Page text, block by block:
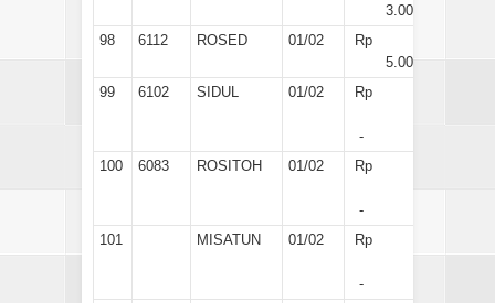
3.000
98
6112 ROSED 01/02
Rp
5.000
99
6102 SIDUL 01/02 Rp
-
100
6083 ROSITOH 01/02 Rp
-
101
MISATUN 01/02 Rp
-